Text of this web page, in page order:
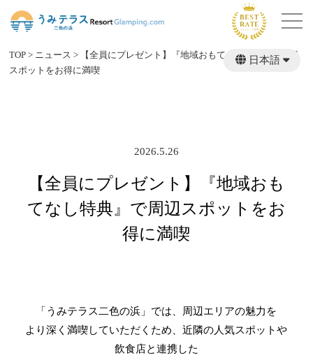
日本語
TOP > ニュース >
【全員にプレゼント】『地域おもてなし特典』で周辺
スポットをお得に満喫
2026.5.26
【全員にプレゼント】『地域おも
てなし特典』で周辺スポットをお
得に満喫
「うみテラス二色の浜」では、周辺エリアの魅力を
より深く満喫していただくため、近隣の人気スポットや
飲食店と連携した